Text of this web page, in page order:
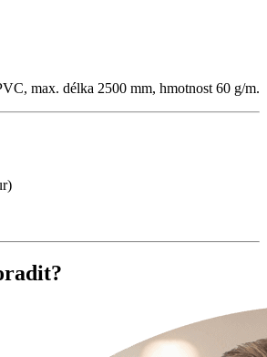
max. délka 2500 mm, hmotnost 60 g/m.